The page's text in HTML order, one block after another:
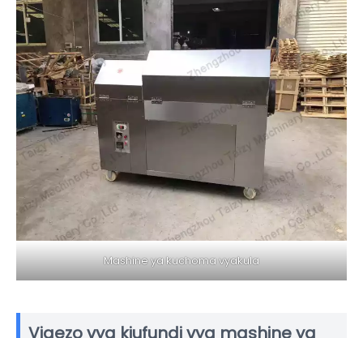
Mashine ya kuchoma vyakula
Vigezo vya kiufundi vya mashine ya